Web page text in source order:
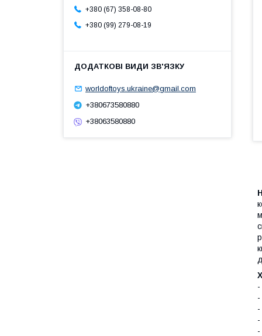
-
-
-
-
-
+380 (67) 358-08-80
+380 (99) 279-08-19
worldoftoys.ukraine@gmail.com
+380673580880
+38063580880